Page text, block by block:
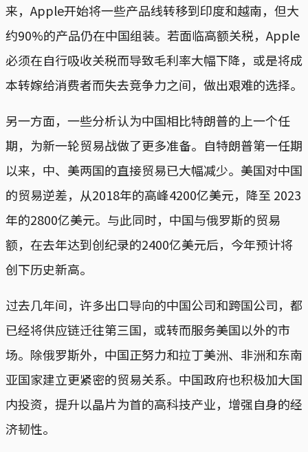
来，Apple开始将一些产品线转移到印度和越南，但大
约90%的产品仍在中国组装。若面临高额关税，Apple
必须在自行吸收关税而导致毛利率大幅下降，或是将成
本转嫁给消费者而失去竞争力之间，做出艰难的选择。
另一方面，一些分析认为中国相比特朗普的上一个任
期，为新一轮贸易战做了更多准备。自特朗普第一任期
以来，中、美两国的直接贸易已大幅减少。美国对中国
的贸易逆差，从2018年的高峰4200亿美元，降至 2023
年的2800亿美元。与此同时，中国与俄罗斯的贸易
额，在去年达到创纪录的2400亿美元后，今年预计将
创下历史新高。
过去几年间，许多出口导向的中国公司和跨国公司，都
已经将供应链迁往第三国，或转而服务美国以外的市
场。除俄罗斯外，中国正努力和拉丁美洲、非洲和东南
亚国家建立更紧密的贸易关系。中国政府也积极加大国
内投资，提升以晶片为首的高科技产业，增强自身的经
济韧性。